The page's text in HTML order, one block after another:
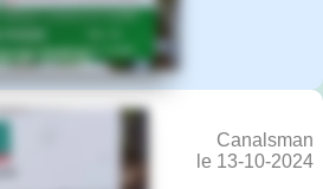
Canalsman
le 13-10-2024